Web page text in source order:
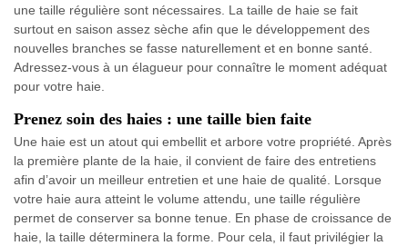
une taille régulière sont nécessaires. La taille de haie se fait
surtout en saison assez sèche afin que le développement des
nouvelles branches se fasse naturellement et en bonne santé.
Adressez-vous à un élagueur pour connaître le moment adéquat
pour votre haie.
Prenez soin des haies : une taille bien faite
Une haie est un atout qui embellit et arbore votre propriété. Après
la première plante de la haie, il convient de faire des entretiens
afin d’avoir un meilleur entretien et une haie de qualité. Lorsque
votre haie aura atteint le volume attendu, une taille régulière
permet de conserver sa bonne tenue. En phase de croissance de
haie, la taille déterminera la forme. Pour cela, il faut privilégier la